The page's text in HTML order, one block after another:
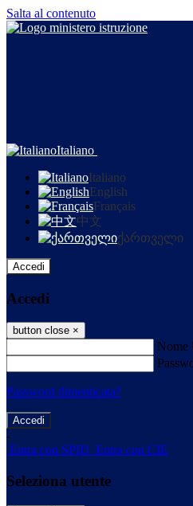
Salta al contenuto
Italiano
Italiano
English
Français
中文
ქართველი
Accedi
Accedi
button close ×
Nome
Password dimenticata?
-
Entra con SPID Entra con CIE
Seleziona utente